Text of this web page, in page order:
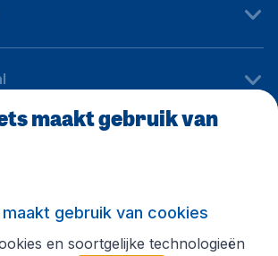
maakt gebruik van
gebruik van cookies
en soortgelijke technologieën